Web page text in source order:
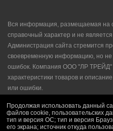
Вся информация, размещаемая на
справочный характер и не
Администрация сайта стремится
своевременную информацию, но не
ошибок. Компания ООО "ЛР ТРЕЙД"
характеристики товаров и
или ошибки.
Политика рекламной рассылки|
Продолжая использовать данный
файлов cookie, пользовательских
тип и версия ОС; тип и версия
его экрана; источник откуда